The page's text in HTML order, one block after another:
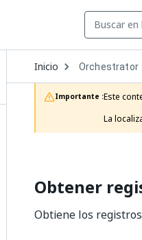
Inicio Open
Dropdown
to
choose
product
Orchestrator
Importante :Este
La
Obtener
Obtiene los